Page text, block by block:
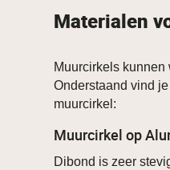
Materialen
Muurcirkels
Onderstaand vind
muurcirkel:
Muurcirkel op
Dibond is zeer